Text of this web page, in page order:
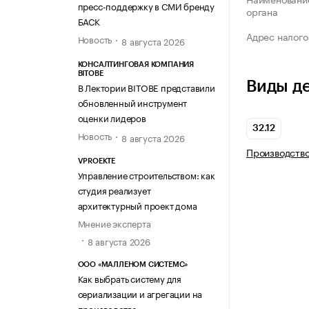
пресс-поддержку в СМИ бренду
БАСК
Новость
8 августа 2026
КОНСАЛТИНГОВАЯ КОМПАНИЯ
BITOBE
В Лектории BITOBE представили
обновленный инструмент
оценки лидеров
Новость
8 августа 2026
VPROEKTE
Управление строительством: как
студия реализует
архитектурный проект дома
Мнение эксперта
8 августа 2026
ООО «МАЛЛЕНОМ СИСТЕМС»
Как выбрать систему для
сериализации и агрегации на
органа
Адрес
Виды
32.12